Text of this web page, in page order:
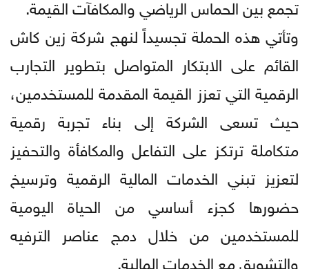
تجمع بين الحماس الرياضي والمكافآت القيمة.
وتأتي هذه الحملة تجسيداً لنهج شركة زين كاش
القائم على الابتكار المتواصل بتطوير التجارب
الرقمية التي تعزز القيمة المقدمة للمستخدمين،
حيث تسعى الشركة إلى بناء تجربة رقمية
متكاملة ترتكز على التفاعل والمكافأة والتحفيز
لتعزيز تبني الخدمات المالية الرقمية وترسيخ
حضورها كجزء أساسي من الحياة اليومية
للمستخدمين من خلال دمج عناصر الترفيه
والتشويق مع الخدمات المالية.